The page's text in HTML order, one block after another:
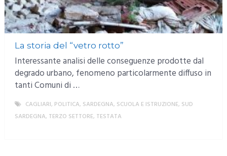
La storia del “vetro rotto”
Interessante analisi delle conseguenze prodotte dal
degrado urbano, fenomeno particolarmente diffuso in
tanti Comuni di …
CAGLIARI, POLITICA, SARDEGNA, SCUOLA E ISTRUZIONE, SUD
SARDEGNA, TERZO SETTORE, TESTATA